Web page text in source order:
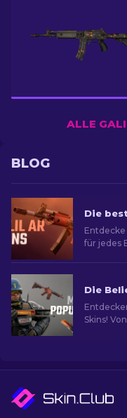
ALLE
BLOG
Entdecke
für jedes
Skins!